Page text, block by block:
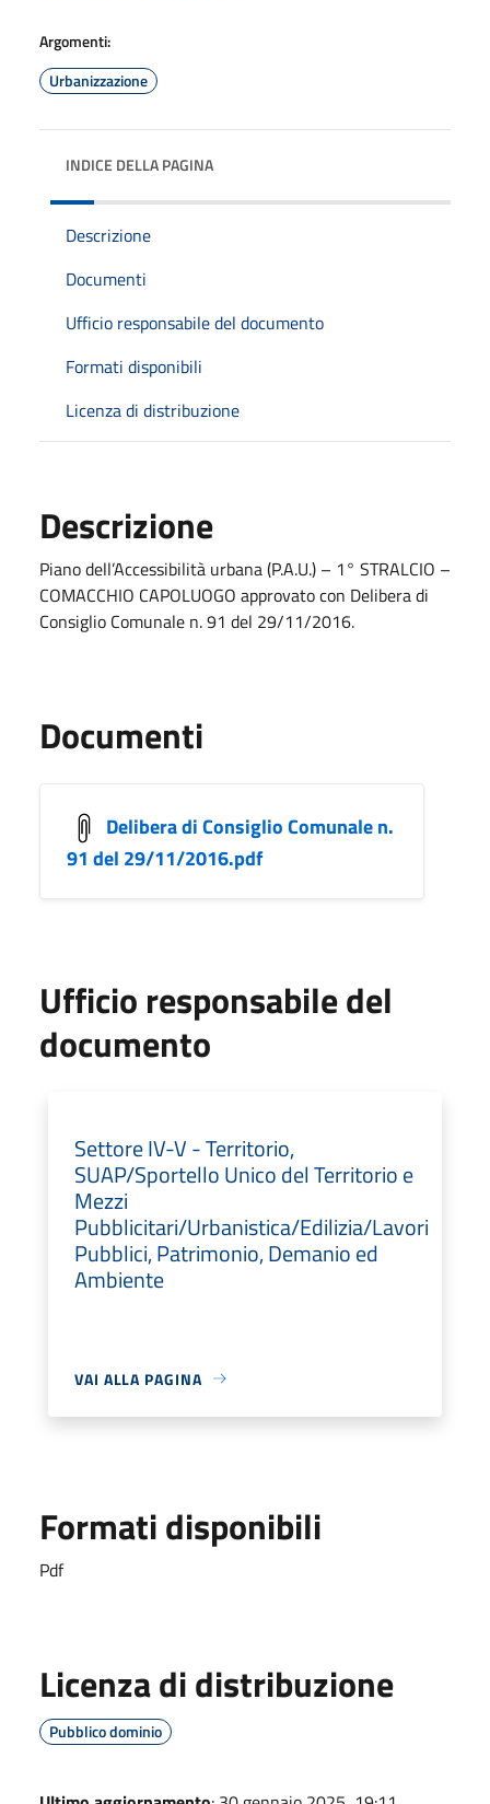
Argomenti:
Urbanizzazione
INDICE DELLA PAGINA
Descrizione
Documenti
Ufficio responsabile del documento
Formati disponibili
Licenza di distribuzione
Descrizione
Piano dell’Accessibilità urbana (P.A.U.) – 1° STRALCIO –
COMACCHIO CAPOLUOGO approvato con Delibera di
Consiglio Comunale n. 91 del 29/11/2016.
Documenti
Delibera di Consiglio Comunale n.
91 del 29/11/2016.pdf
Ufficio responsabile del
documento
Settore IV-V - Territorio,
SUAP/Sportello Unico del Territorio e
Mezzi
Pubblicitari/Urbanistica/Edilizia/Lavori
Pubblici, Patrimonio, Demanio ed
Ambiente
VAI ALLA PAGINA
Formati disponibili
Pdf
Licenza di distribuzione
Pubblico dominio